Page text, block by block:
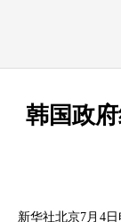
韩国政
新华社北京7月4